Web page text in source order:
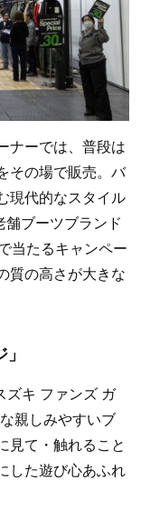
ナーでは、普段は
その場で販売。バ
現代的なスタイル
舗ブーツブランド
当たるキャンペー
質の高さが大きな
ズキ ファンズ ガ
親しみやすいブ
見て・触れること
した遊び心あふれ